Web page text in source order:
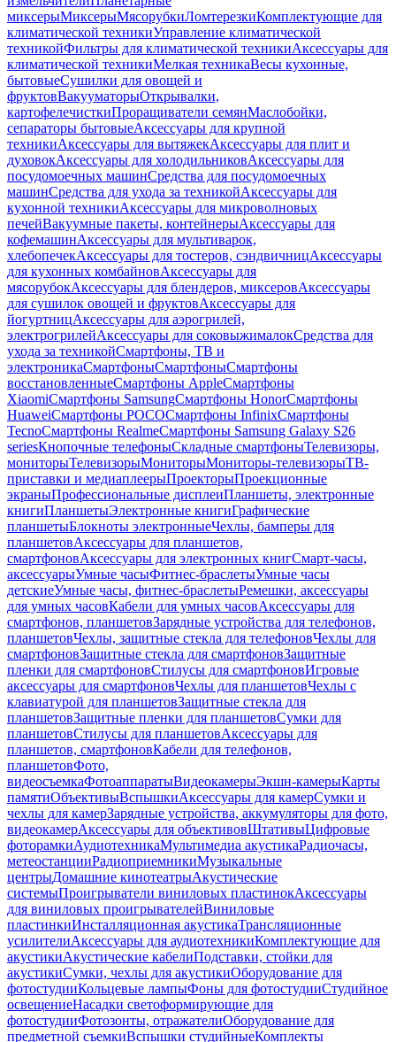
миксерыМиксерыМясорубкиЛомтерезкиКомплектующие для
климатической техникиУправление климатической
техникойФильтры для климатической техникиАксессуары для
климатической техникиМелкая техникаВесы кухонные,
бытовыеСушилки для овощей и
фруктовВакууматорыОткрывалки,
картофелечисткиПроращиватели семянМаслобойки,
сепараторы бытовыеАксессуары для крупной
техникиАксессуары для вытяжекАксессуары для плит и
духовокАксессуары для холодильниковАксессуары для
посудомоечных машинСредства для посудомоечных
машинСредства для ухода за техникойАксессуары для
кухонной техникиАксессуары для микроволновых
печейВакуумные пакеты, контейнерыАксессуары для
кофемашинАксессуары для мультиварок,
хлебопечекАксессуары для тостеров, сэндвичницАксессуары
для кухонных комбайновАксессуары для
мясорубокАксессуары для блендеров, миксеровАксессуары
для сушилок овощей и фруктовАксессуары для
йогуртницАксессуары для аэрогрилей,
электрогрилейАксессуары для соковыжималокСредства для
ухода за техникойСмартфоны, ТВ и
электроникаСмартфоныСмартфоныСмартфоны
восстановленныеСмартфоны AppleСмартфоны
XiaomiСмартфоны SamsungСмартфоны HonorСмартфоны
HuaweiСмартфоны POCOСмартфоны InfinixСмартфоны
TecnoСмартфоны RealmeСмартфоны Samsung Galaxy S26
seriesКнопочные телефоныСкладные смартфоныТелевизоры,
мониторыТелевизорыМониторыМониторы-телевизорыТВ-
приставки и медиаплеерыПроекторыПроекционные
экраныПрофессиональные дисплеиПланшеты, электронные
книгиПланшетыЭлектронные книгиГрафические
планшетыБлокноты электронныеЧехлы, бамперы для
планшетовАксессуары для планшетов,
смартфоновАксессуары для электронных книгСмарт-часы,
аксессуарыУмные часыФитнес-браслетыУмные часы
детскиеУмные часы, фитнес-браслетыРемешки, аксессуары
для умных часовКабели для умных часовАксессуары для
смартфонов, планшетовЗарядные устройства для телефонов,
планшетовЧехлы, защитные стекла для телефоновЧехлы для
смартфоновЗащитные стекла для смартфоновЗащитные
пленки для смартфоновСтилусы для смартфоновИгровые
аксессуары для смартфоновЧехлы для планшетовЧехлы с
клавиатурой для планшетовЗащитные стекла для
планшетовЗащитные пленки для планшетовСумки для
планшетовСтилусы для планшетовАксессуары для
планшетов, смартфоновКабели для телефонов,
планшетовФото,
видеосъемкаФотоаппаратыВидеокамерыЭкшн-камерыКарты
памятиОбъективыВспышкиАксессуары для камерСумки и
чехлы для камерЗарядные устройства, аккумуляторы для фото,
видеокамерАксессуары для объективовШтативыЦифровые
фоторамкиАудиотехникаМультимедиа акустикаРадиочасы,
метеостанцииРадиоприемникиМузыкальные
центрыДомашние кинотеатрыАкустические
системыПроигрыватели виниловых пластинокАксессуары
для виниловых проигрывателейВиниловые
пластинкиИнсталляционная акустикаТрансляционные
усилителиАксессуары для аудиотехникиКомплектующие для
акустикиАкустические кабелиПодставки, стойки для
акустикиСумки, чехлы для акустикиОборудование для
фотостудииКольцевые лампыФоны для фотостудииСтудийное
освещениеНасадки светоформирующие для
фотостудииФотозонты, отражателиОборудование для
предметной съемкиВспышки студийныеКомплекты